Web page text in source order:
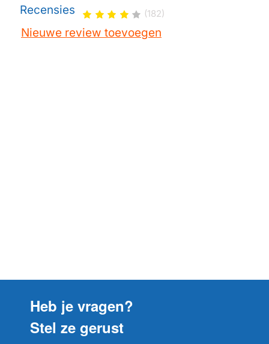
Recensies (182)
Nieuwe review toevoegen
Heb je vragen?
Stel ze gerust